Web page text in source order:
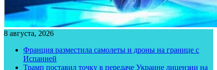
8 августа, 2026
Франция разместила самолеты и дроны на границе с
Испанией
Трамп поставил точку в передаче Украине лицензии на